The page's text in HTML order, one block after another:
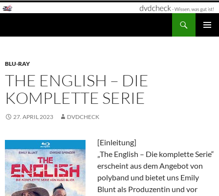
Zum
BLU-RAY
THE ENGLISH – DIE
KOMPLETTE SERIE
27. APRIL 2023 DVDCHECK
[Einleitung]
„The English – Die komplette Serie“
erscheint aus dem Angebot von
polyband und bietet uns Emily
Blunt als Produzentin und vor